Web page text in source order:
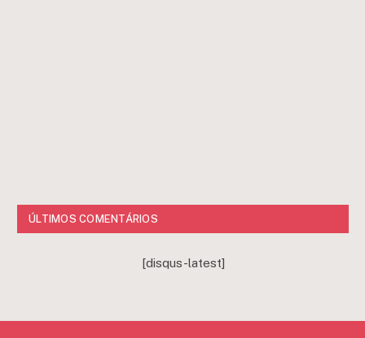
ÚLTIMOS COMENTÁRIOS
[disqus-latest]